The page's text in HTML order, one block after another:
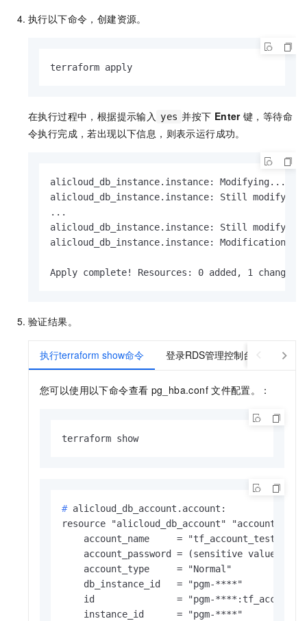
执行以下命令，创建资源。
terraform apply
在执行过程中，根据提示输入 yes 并按下 Enter 键，等待命
令执行完成，若出现以下信息，则表示运行成功。
alicloud_db_instance.instance: Modifying...
alicloud_db_instance.instance: Still
...
alicloud_db_instance.instance: Still
alicloud_db_instance.instance: Modifications
Apply complete! Resources: 0 added, 1
验证结果。
执行terraform show命令 登录RDS管理控制台
您可以使用以下命令查看 pg_hba.conf 文件配置。：
terraform show
# alicloud_db_account.account:
resource "alicloud_db_account" "account" {
    account_name     = "tf_account_test"
    account_password = (sensitive value)
    account_type     = "Normal"
    db_instance_id   = "pgm-****"
id               = "pgm-
    instance_id      = "pgm-****"